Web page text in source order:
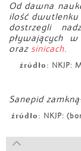
Od dawna
ilość
dostrzegli
pływających
oraz sinicach.
źródło: NKJP:
Sanepid
źródło: NKJP: